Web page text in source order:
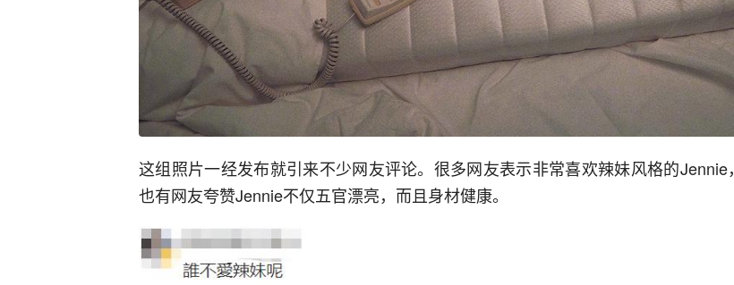
这组照片一经发布就引来不少网友评论。很多网友表示非常喜欢辣妹风格的Jennie，
也有网友夸赞Jennie不仅五官漂亮，而且身材健康。